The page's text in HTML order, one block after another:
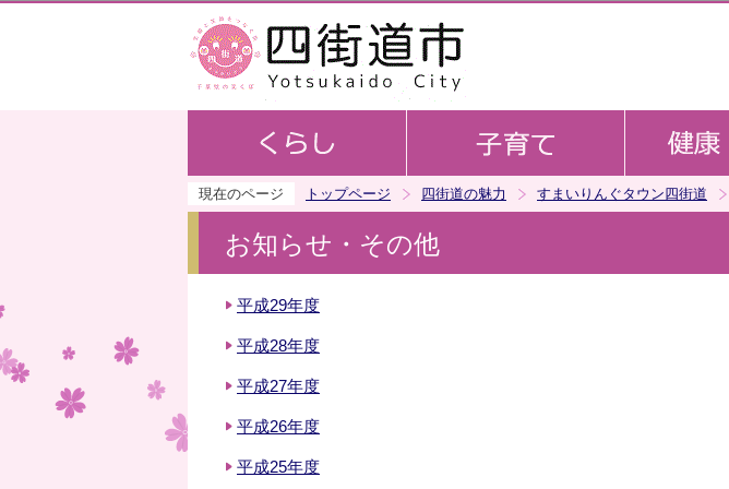
現在のページ トップページ 四街道の魅力 すまいりんぐタウン四街道
お知らせ・その他
平成29年度
平成28年度
平成27年度
平成26年度
平成25年度